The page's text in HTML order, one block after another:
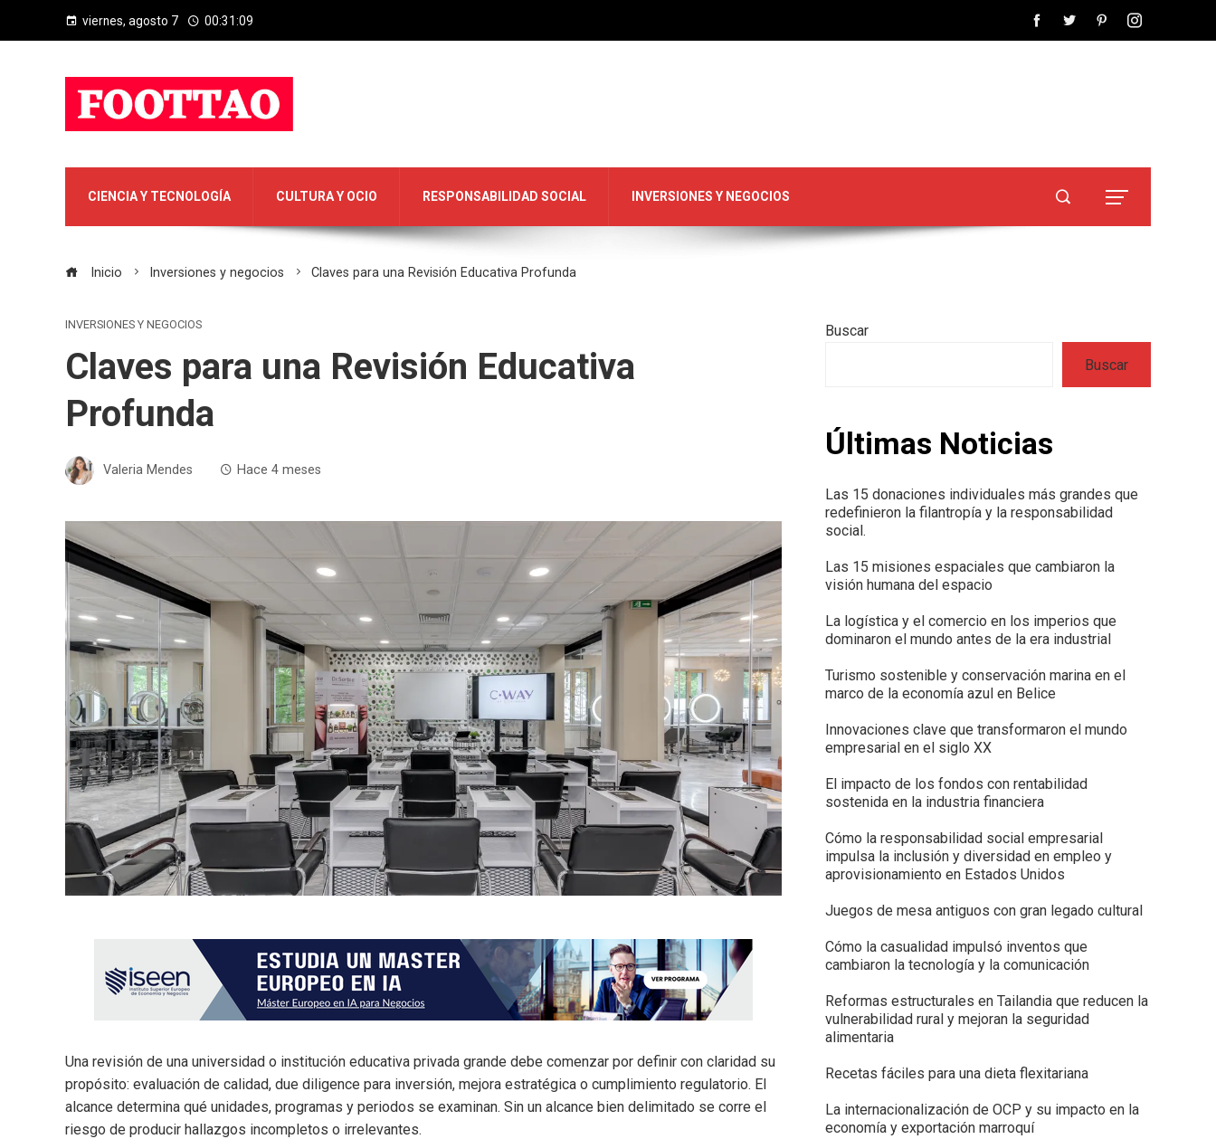
viernes, agosto 7 00:31:10
CIENCIA Y TECNOLOGÍA CULTURA Y OCIO RESPONSABILIDAD SOCIAL INVERSIONES Y NEGOCIOS
Inicio Inversiones y negocios Claves para una Revisión Educativa Profunda
INVERSIONES Y NEGOCIOS
Claves para una Revisión Educativa
Profunda
Valeria Mendes Hace 4 meses
Una revisión de una universidad o institución educativa privada grande debe comenzar por definir con claridad su
propósito: evaluación de calidad, due diligence para inversión, mejora estratégica o cumplimiento regulatorio. El
alcance determina qué unidades, programas y periodos se examinan. Sin un alcance bien delimitado se corre el
riesgo de producir hallazgos incompletos o irrelevantes.
Buscar
Buscar
Últimas Noticias
Las 15 donaciones individuales más grandes que
redefinieron la filantropía y la responsabilidad
social.
Las 15 misiones espaciales que cambiaron la
visión humana del espacio
La logística y el comercio en los imperios que
dominaron el mundo antes de la era industrial
Turismo sostenible y conservación marina en el
marco de la economía azul en Belice
Innovaciones clave que transformaron el mundo
empresarial en el siglo XX
El impacto de los fondos con rentabilidad
sostenida en la industria financiera
Cómo la responsabilidad social empresarial
impulsa la inclusión y diversidad en empleo y
aprovisionamiento en Estados Unidos
Juegos de mesa antiguos con gran legado cultural
Cómo la casualidad impulsó inventos que
cambiaron la tecnología y la comunicación
Reformas estructurales en Tailandia que reducen la
vulnerabilidad rural y mejoran la seguridad
alimentaria
Recetas fáciles para una dieta flexitariana
La internacionalización de OCP y su impacto en la
economía y exportación marroquí